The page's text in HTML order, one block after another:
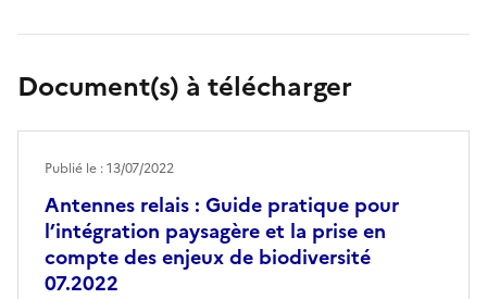
Document(s) à télécharger
Antennes relais : Guide pratique pour
l’intégration paysagère et la prise en
compte des enjeux de biodiversité
07.2022
Publié le : 13/07/2022